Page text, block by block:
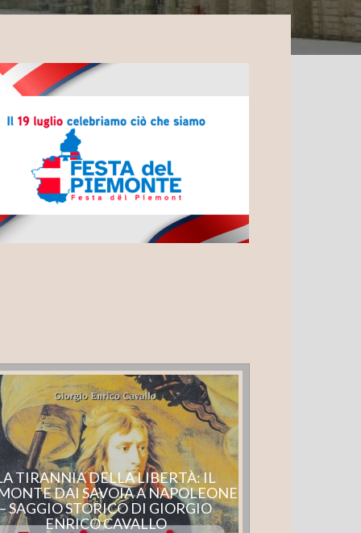
DEL PIEMONTE 2026: UN PROGRAMMA
CON EVENTI IN TUTTE LE PROVINCE
TIRANNIA DELLA LIBERTÀ: IL
DAI SAVOIA A NAPOLEONE
– SAGGIO STORICO DI GIORGIO
ENRICO CAVALLO